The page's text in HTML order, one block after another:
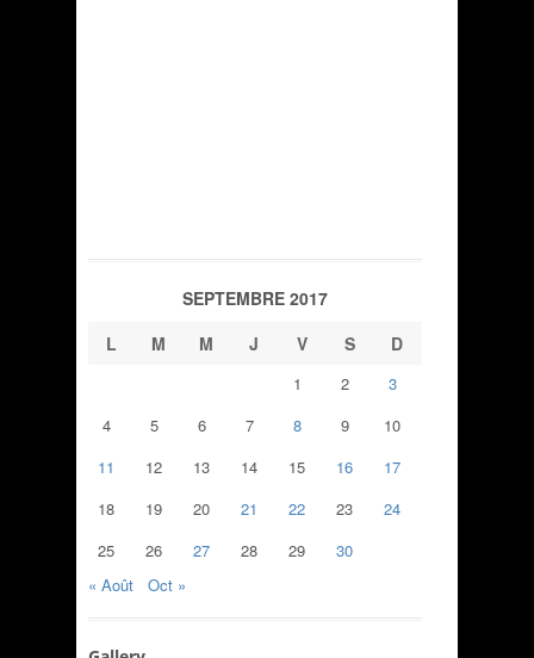
SEPTEMBRE 2017
L
M M J V S D
1 2
3
4
5 6 7 8 9
10
11
12 13 14 15 16
17
18
19 20 21 22 23
24
25
26 27 28 29
30
« Août
Oct »